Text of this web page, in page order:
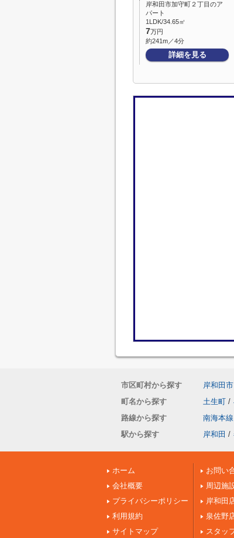
岸和田市加守町２丁目のア
パート
1LDK/34.65㎡
7万円
約241m／4分
詳細を見る
市区町村から探す 岸和田市
町名から探す
土生町 /
路線から探す
南海本線
駅から探す
岸和田 /
ホーム
会社概要
プライバシーポリシー
利用規約
サイトマップ
お問い
周辺施
岸和田
泉佐野
スタッ